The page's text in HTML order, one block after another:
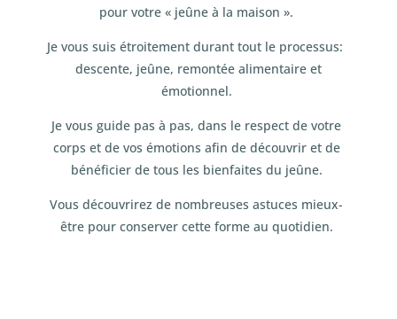
pour votre « jeûne à la maison ».
Je vous suis étroitement durant tout le processus:
descente, jeûne, remontée alimentaire et
émotionnel.
Je vous guide pas à pas, dans le respect de votre
corps et de vos émotions afin de découvrir et de
bénéficier de tous les bienfaites du jeûne.
Vous découvrirez de nombreuses astuces mieux-
être pour conserver cette forme au quotidien.